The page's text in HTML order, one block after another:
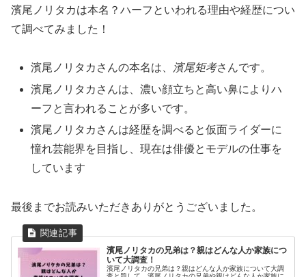
濱尾ノリタカは本名？ハーフといわれる理由や経歴につい
て調べてみました！
濱尾ノリタカさんの本名は、 濱尾矩考さんです。
濱尾ノリタカさんは、濃い顔立ちと高い鼻によりハ
ーフと言われることが多いです。
濱尾ノリタカさんは経歴を調べると仮面ライダーに
憧れ芸能界を目指し、現在は俳優とモデルの仕事を
しています
最後までお読みいただきありがとうございました。
濱尾ノリタカの兄弟は？親はどんな人か家族につ
いて大調査！
濱尾ノリタカの兄弟は？親はどんな人か家族について大調